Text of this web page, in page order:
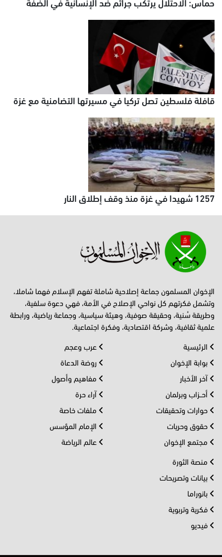
قافلة فلسطين تصل تركيا في مسيرتها التضامنية مع غزة
1257 شهيدا في غزة منذ وقف إطلاق النار
الإخوان المسلمون جماعة إصلاحية شاملة تفهم الإسلام فهما شاملا،
وتشمل فكرتهم كل نواحي الإصلاح في الأمة، فهي دعوة سلفية،
وطريقة سُنية، وحقيقة صوفية، وهيئة سياسية، وجماعة رياضية، ورابطة
علمية ثقافية، وشركة اقتصادية، وفكرة اجتماعية.
الرئيسية
بوابة الإخوان
آخر الأخبار
أحــزاب وبرلمان
حوارات وتحقيقات
حقوق وحريات
مجتمع الإخوان
عرب وعجم
روضة الدعاة
مفاهيم وأصول
آراء حرة
ملفات خاصة
الإمام المؤسس
عالم الرياضة
منصة الثورة
بيانات وتصريحات
بانوراما
فكرية وتربوية
فيديو